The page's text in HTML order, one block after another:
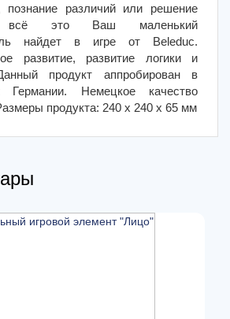
познание различий или решение
это Ваш маленький
найдет в игре от Beleduc.
развитие, развитие логики и
продукт аппробирован в
Германии. Немецкое качество
продукта: 240 x 240 x 65 мм